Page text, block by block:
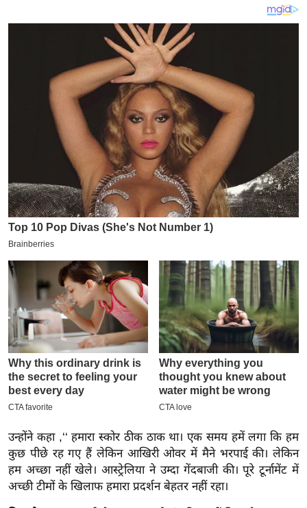
ट
2
0
2
6
म
ई
-
पे
प
र
सा
ल
बे
उन्होंने कहा ,‘‘ हमारा स्कोर ठीक ठाक था। एक समय हमें लगा कि हम
कुछ पीछे रह गए हैं लेकिन आखिरी ओवर में मैने भरपाई की। लेकिन
हम अच्छा नहीं खेले। आस्ट्रेलिया ने उम्दा गेंदबाजी की। पूरे टूर्नामेंट में
अच्छी टीमों के खिलाफ हमारा प्रदर्शन बेहतर नहीं रहा।